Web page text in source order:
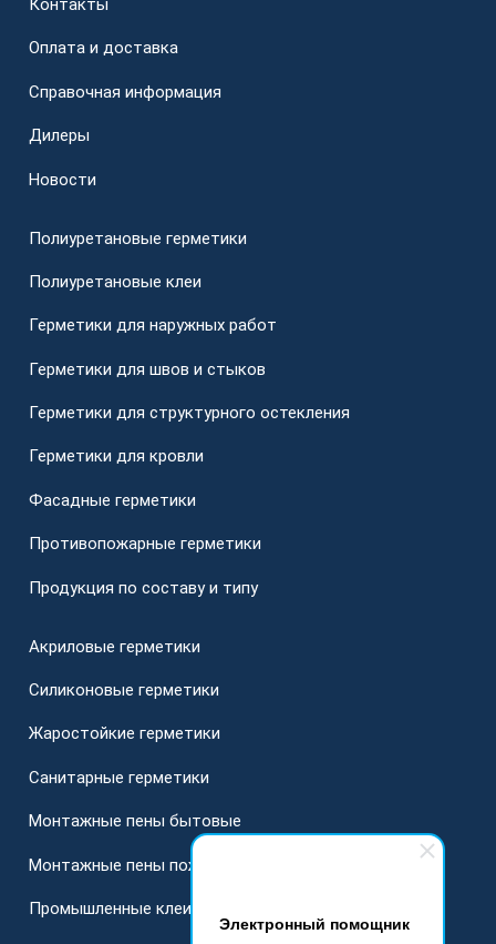
Электронный помощник
Контакты
Оплата и доставка
Справочная информация
Дилеры
Новости
Полиуретановые герметики
Полиуретановые клеи
Герметики для наружных работ
Герметики для швов и стыков
Герметики для структурного остекления
Герметики для кровли
Фасадные герметики
Противопожарные герметики
Продукция по составу и типу
Акриловые герметики
Силиконовые герметики
Жаростойкие герметики
Санитарные герметики
Монтажные пены бытовые
Монтажные пены пожарные
Промышленные клеи